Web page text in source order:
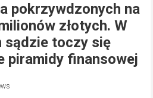
pokrzywdzonych na
złotych. W
toczy się
piramidy finansowej